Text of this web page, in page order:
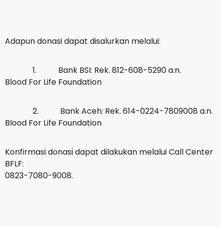
Adapun donasi dapat disalurkan melalui:
1. Bank BSI: Rek. 812-608-5290 a.n.
Blood For Life Foundation
2. Bank Aceh: Rek. 614-0224-7809008 a.n.
Blood For Life Foundation
Konfirmasi donasi dapat dilakukan melalui Call Center
BFLF:
0823-7080-9008.